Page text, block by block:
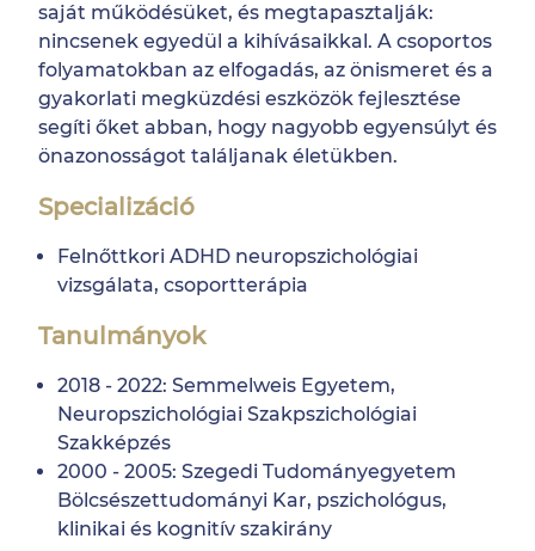
saját működésüket, és megtapasztalják:
nincsenek egyedül a kihívásaikkal. A csoportos
folyamatokban az elfogadás, az önismeret és a
gyakorlati megküzdési eszközök fejlesztése
segíti őket abban, hogy nagyobb egyensúlyt és
önazonosságot találjanak életükben.
Specializáció
Felnőttkori ADHD neuropszichológiai
vizsgálata, csoportterápia
Tanulmányok
2018 - 2022: Semmelweis Egyetem,
Neuropszichológiai Szakpszichológiai
Szakképzés
2000 - 2005: Szegedi Tudományegyetem
Bölcsészettudományi Kar, pszichológus,
klinikai és kognitív szakirány